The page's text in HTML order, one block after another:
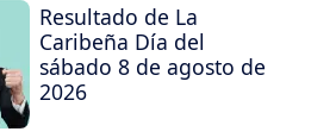
Resultado de La
Caribeña Día del
sábado 8 de agosto de
2026